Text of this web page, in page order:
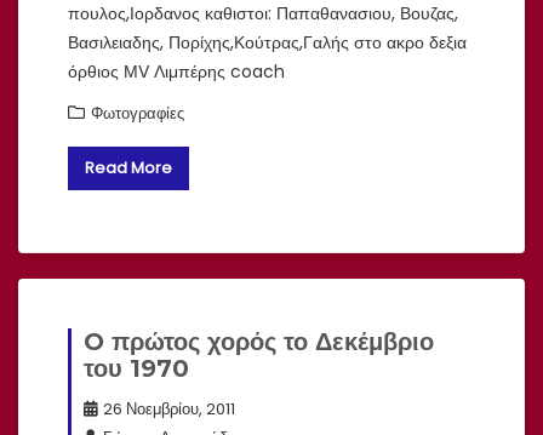
πουλος,Ιορδανος καθιστοι: Παπαθανασιου, Βουζας,
Βασιλειαδης, Πορίχης,Κούτρας,Γαλής στο ακρο δεξια
όρθιος ΜV Λιμπέρης coach
Φωτογραφίες
Read More
O πρώτος χορός το Δεκέμβριο
του 1970
26 Νοεμβρίου, 2011